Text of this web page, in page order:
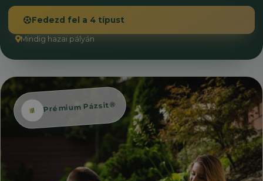
Fedezd fel a 4 típust
Mindig hazai pályán
Prémium Pázsit®